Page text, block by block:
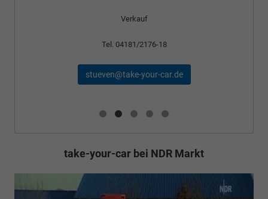
Verkauf
Tel. 04181/2176-18
stueven@take-your-car.de
take-your-car bei NDR Markt